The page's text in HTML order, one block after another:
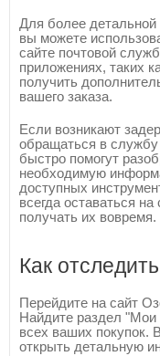
Для более
вы можете
сайте почтовой
приложениях, таких
получить
вашего заказа.
Если возникают
обращаться в
быстро помогут
необходимую
доступных
всегда оставаться
получать их вовремя.
Как
Перейдите на сайт
Найдите раздел "Мои
всех ваших покупок.
открыть детальную